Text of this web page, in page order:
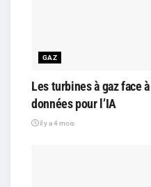
GAZ
Les turbines à gaz face
données pour l’IA
il y a 4 mois